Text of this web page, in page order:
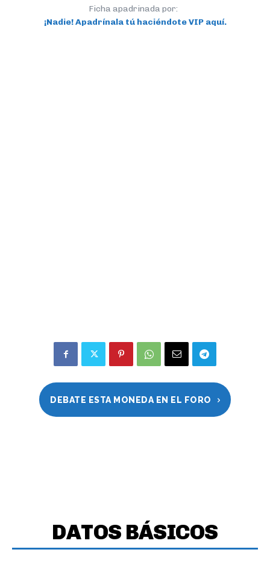
Ficha apadrinada por:
¡Nadie! Apadrínala tú haciéndote VIP aquí.
DEBATE ESTA MONEDA EN EL FORO
DATOS BÁSICOS